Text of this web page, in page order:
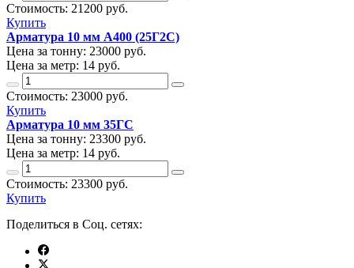
Стоимость: 21200 руб.
Купить
Арматура 10 мм А400 (25Г2С)
Цена за тонну: 23000 руб.
Цена за метр: 14 руб.
Стоимость: 23000 руб.
Купить
Арматура 10 мм 35ГС
Цена за тонну: 23300 руб.
Цена за метр: 14 руб.
Стоимость: 23300 руб.
Купить
Поделиться в Соц. сетях: